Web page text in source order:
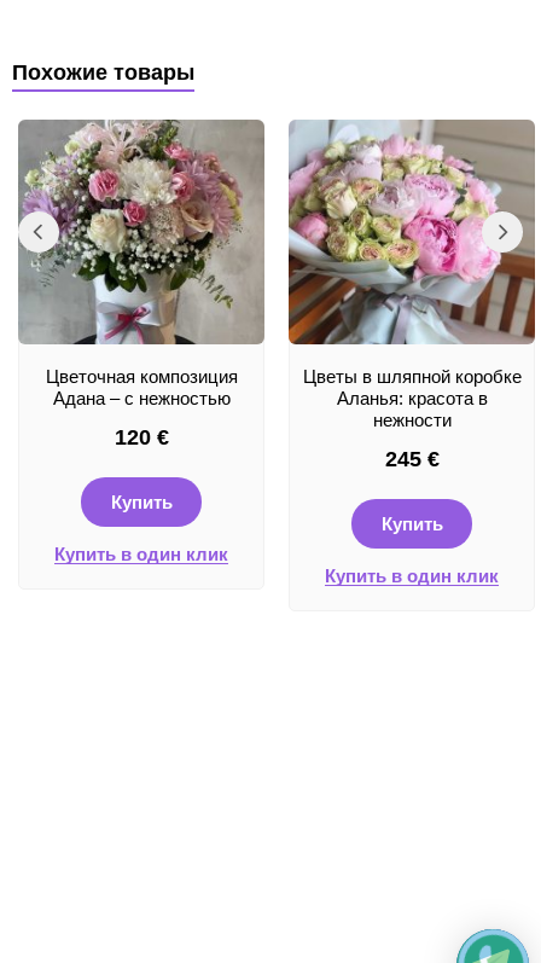
Похожие товары
Цветочная композиция
Адана – с нежностью
120 €
Купить
Купить в один клик
Цветы в шляпной коробке
Аланья: красота в
нежности
245 €
Купить
Купить в один клик